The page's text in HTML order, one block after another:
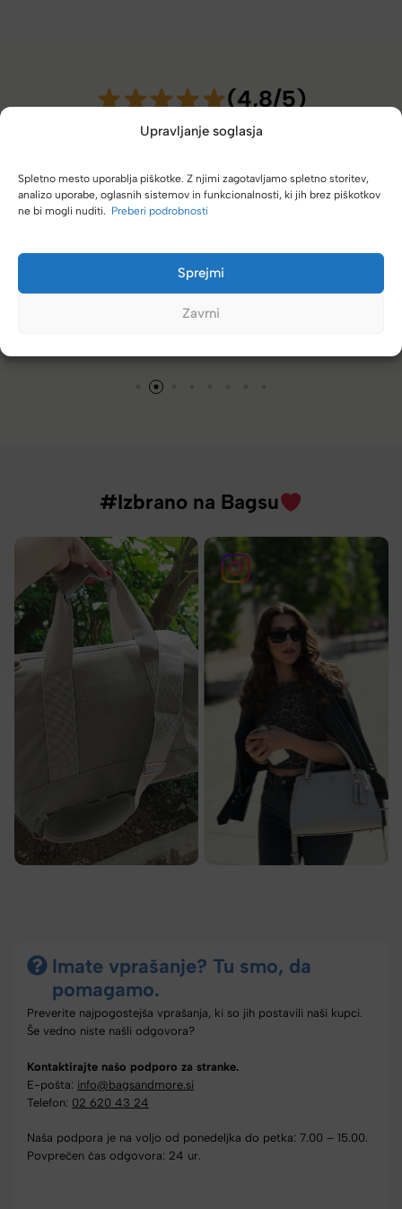
Upravljanje soglasja
Spletno mesto uporablja piškotke. Z njimi zagotavljamo spletno storitev,
analizo uporabe, oglasnih sistemov in funkcionalnosti, ki jih brez piškotkov
ne bi mogli nuditi. Preberi podrobnosti
Sprejmi
Zavrni
(4,8/5)
izbire.
vam. Vedno se
Zelo dobra trgovina za torbe in
različnimi znamkami in dobrimi
Tamara
#Izbrano na Bagsu
Imate vprašanje? Tu smo, da
pomagamo.
Preverite najpogostejša vprašanja, ki so jih postavili naši kupci.
Še vedno niste našli odgovora?
Kontaktirajte našo podporo za stranke.
E-pošta: info@bagsandmore.si
Telefon: 02 620 43 24
Naša podpora je na voljo od ponedeljka do petka: 7.00 – 15.00.
Povprečen čas odgovora: 24 ur.